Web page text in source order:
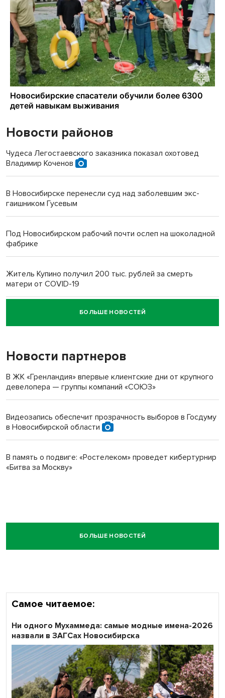
Новости районов
Чудеса Легостаевского заказника показал охотовед
Владимир Коченов
В Новосибирске перенесли суд над заболевшим экс-
гаишником Гусевым
Под Новосибирском рабочий почти ослеп на шоколадной
фабрике
Житель Купино получил 200 тыс. рублей за смерть
матери от COVID-19
Новосибирский суд наказал водителя за смерть
пенсионерки на вокзале
БОЛЬШЕ НОВОСТЕЙ
Новости партнеров
В ЖК «Гренландия» впервые клиентские дни от крупного
девелопера — группы компаний «СОЮЗ»
Видеозапись обеспечит прозрачность выборов в Госдуму
в Новосибирской области
В память о подвиге: «Ростелеком» проведет кибертурнир
«Битва за Москву»
БОЛЬШЕ НОВОСТЕЙ
Самое читаемое:
Ни одного Мухаммеда: самые модные имена-2026
назвали в ЗАГСах Новосибирска